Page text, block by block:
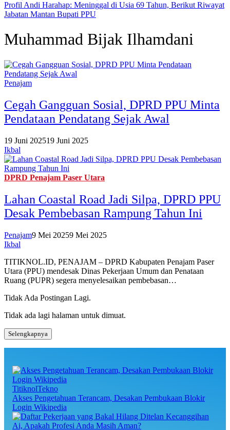
Profil Andi Harahap: Meninggal di Usia 69 Tahun, Berikut Riwayat
Jabatan Mantan Bupati PPU
Muhammad Bijak Ilhamdani
Penajam
Cegah Gangguan Sosial, DPRD PPU Minta
Pendataan Pendatang Sejak Awal
19 Juni 202519 Juni 2025
Ikbal
DPRD Penajam Paser Utara
Lahan Coastal Road Jadi Silpa, DPRD PPU
Desak Pembebasan Rampung Tahun Ini
Penajam9 Mei 20259 Mei 2025
Ikbal
TITIKNOL.ID, PENAJAM – DPRD Kabupaten Penajam Paser
Utara (PPU) mendesak Dinas Pekerjaan Umum dan Penataan
Ruang (PUPR) segera menyelesaikan pembebasan…
Tidak Ada Postingan Lagi.
Tidak ada lagi halaman untuk dimuat.
Selengkapnya
TitiknolTekno
Akses Pengetahuan Terancam, Desakan Pembukaan Blokir
Login Wikipedia